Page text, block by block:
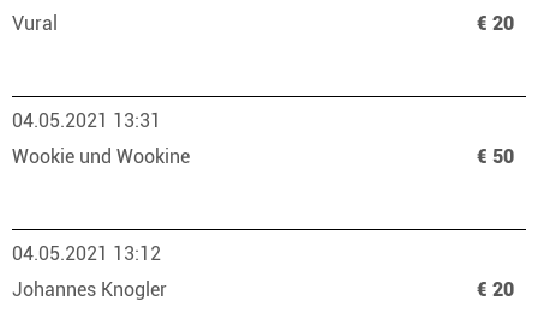
Vural
€ 20
04.05.2021 13:31
Wookie und Wookine
€ 50
04.05.2021 13:12
Johannes Knogler
€ 20